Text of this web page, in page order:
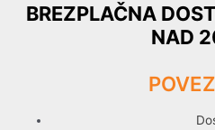
BREZPLAČNA
NAD